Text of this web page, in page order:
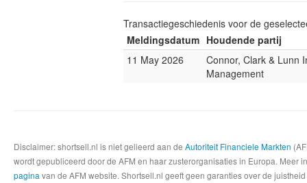
Transactiegeschiedenis voor de
Meldingsdatum Houdende partij
11 May 2026
Connor, Clark & Lunn
Management
Disclaimer: shortsell.nl is niet gelieerd aan de Autoriteit Financiele Markten
wordt gepubliceerd door de AFM en haar zusterorganisaties in Europa.
pagina van de AFM website. Shortsell.nl geeft geen garanties over de